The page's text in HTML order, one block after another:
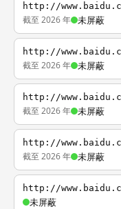
http://
截至 2026 年 未屏蔽
http://
截至 2026 年 未屏蔽
http://
截至 2026 年 未屏蔽
http://
截至 2026 年 未屏蔽
http://
未屏蔽